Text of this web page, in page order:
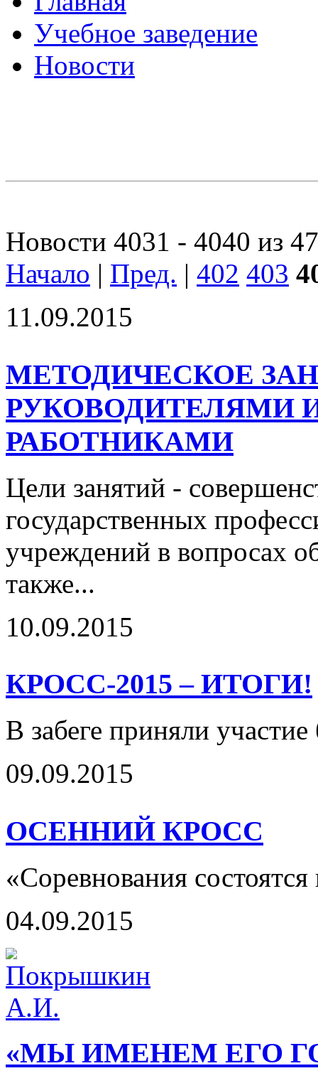
Учебное заведение
Новости
Новости 4031 - 4040 из
Начало | Пред. | 402 403
11.09.2015
МЕТОДИЧЕСКОЕ
РУКОВОДИТЕЛЯМИ
РАБОТНИКАМИ
Цели занятий -
государственных
учреждений в вопросах
также...
10.09.2015
КРОСС-2015 – ИТОГИ!
В забеге приняли
09.09.2015
ОСЕННИЙ КРОСС
«Соревнования
04.09.2015
«МЫ ИМЕНЕМ ЕГО